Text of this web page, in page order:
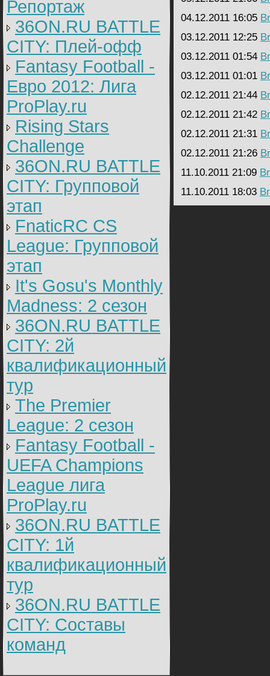
Репортаж
36ON.RU BATTLE
CITY: Плей-офф
Fantasy Football -
Евро 2012: Лига
ProPlay.ru
Rising Stars
Challenge
36ON.RU BATTLE
CITY: Групповой
этап
FnaticRC CS
League: Групповой
этап
It's Gosu's Monthly
Madness: 2 сезон
36ON.RU BATTLE
CITY: 2й
квалификационный
тур
The Premier
League: 2 cезон
Fantasy Football -
UEFA Champions
League лига
ProPlay.ru
36ON.RU BATTLE
CITY: 1й
квалификационный
тур
36ON.RU BATTLE
CITY: Составы
команд
04.12.2011 16:05
03.12.2011 12:25
03.12.2011 01:54
03.12.2011 01:01
02.12.2011 21:44
02.12.2011 21:42
02.12.2011 21:31
02.12.2011 21:26
11.10.2011 21:09
11.10.2011 18:03